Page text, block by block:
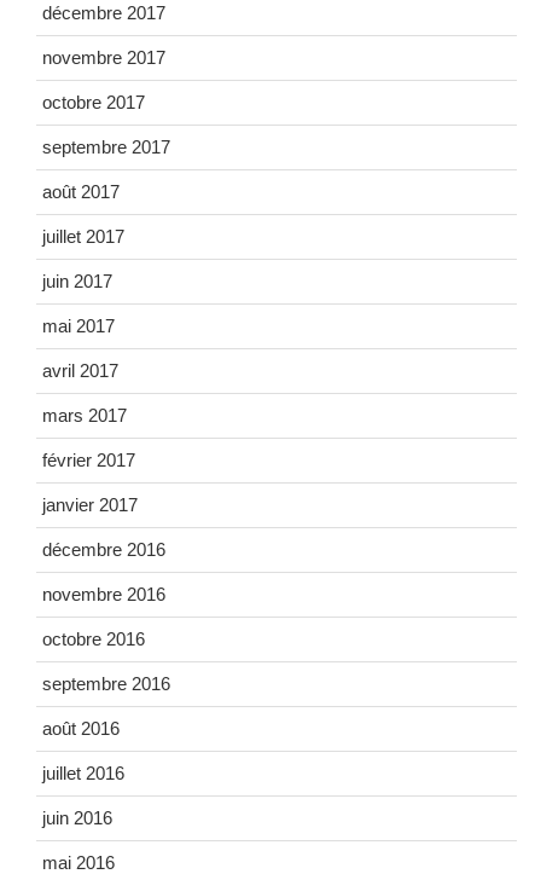
décembre 2017
novembre 2017
octobre 2017
septembre 2017
août 2017
juillet 2017
juin 2017
mai 2017
avril 2017
mars 2017
février 2017
janvier 2017
décembre 2016
novembre 2016
octobre 2016
septembre 2016
août 2016
juillet 2016
juin 2016
mai 2016